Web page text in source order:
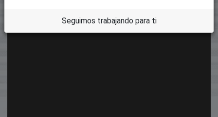
Seguimos trabajando para ti